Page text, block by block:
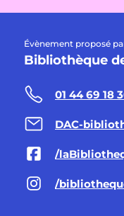
Évènement proposé
Bibliothèque
01 44 69 18
/
/